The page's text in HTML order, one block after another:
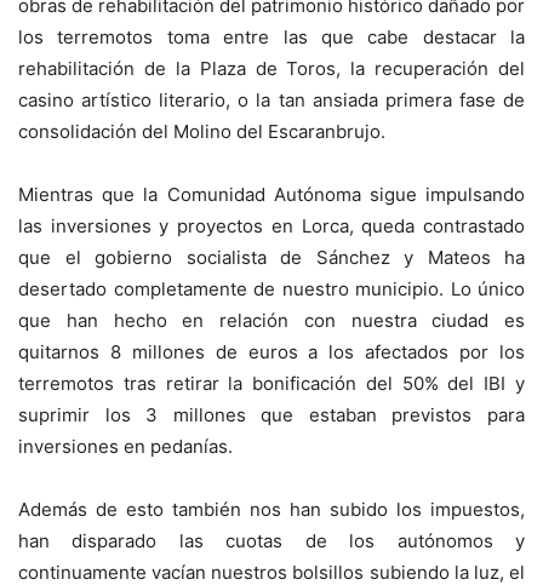
obras de rehabilitación del patrimonio histórico dañado por
los terremotos toma entre las que cabe destacar la
rehabilitación de la Plaza de Toros, la recuperación del
casino artístico literario, o la tan ansiada primera fase de
consolidación del Molino del Escaranbrujo.
Mientras que la Comunidad Autónoma sigue impulsando
las inversiones y proyectos en Lorca, queda contrastado
que el gobierno socialista de Sánchez y Mateos ha
desertado completamente de nuestro municipio. Lo único
que han hecho en relación con nuestra ciudad es
quitarnos 8 millones de euros a los afectados por los
terremotos tras retirar la bonificación del 50% del IBI y
suprimir los 3 millones que estaban previstos para
inversiones en pedanías.
Además de esto también nos han subido los impuestos,
han disparado las cuotas de los autónomos y
continuamente vacían nuestros bolsillos subiendo la luz, el